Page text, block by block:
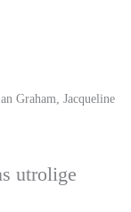
Graham, Jacqueline
utrolige